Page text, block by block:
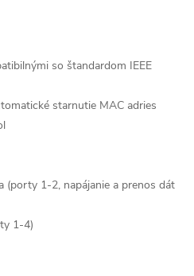
so štandardom IEEE
starnutie MAC adries
(porty 1-2, napájanie a prenos dát
1-4)